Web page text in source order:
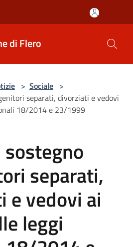
di Flero
> Sociale >
separati, divorziati e vedovi
18/2014 e 23/1999
separati,
e vedovi ai
leggi